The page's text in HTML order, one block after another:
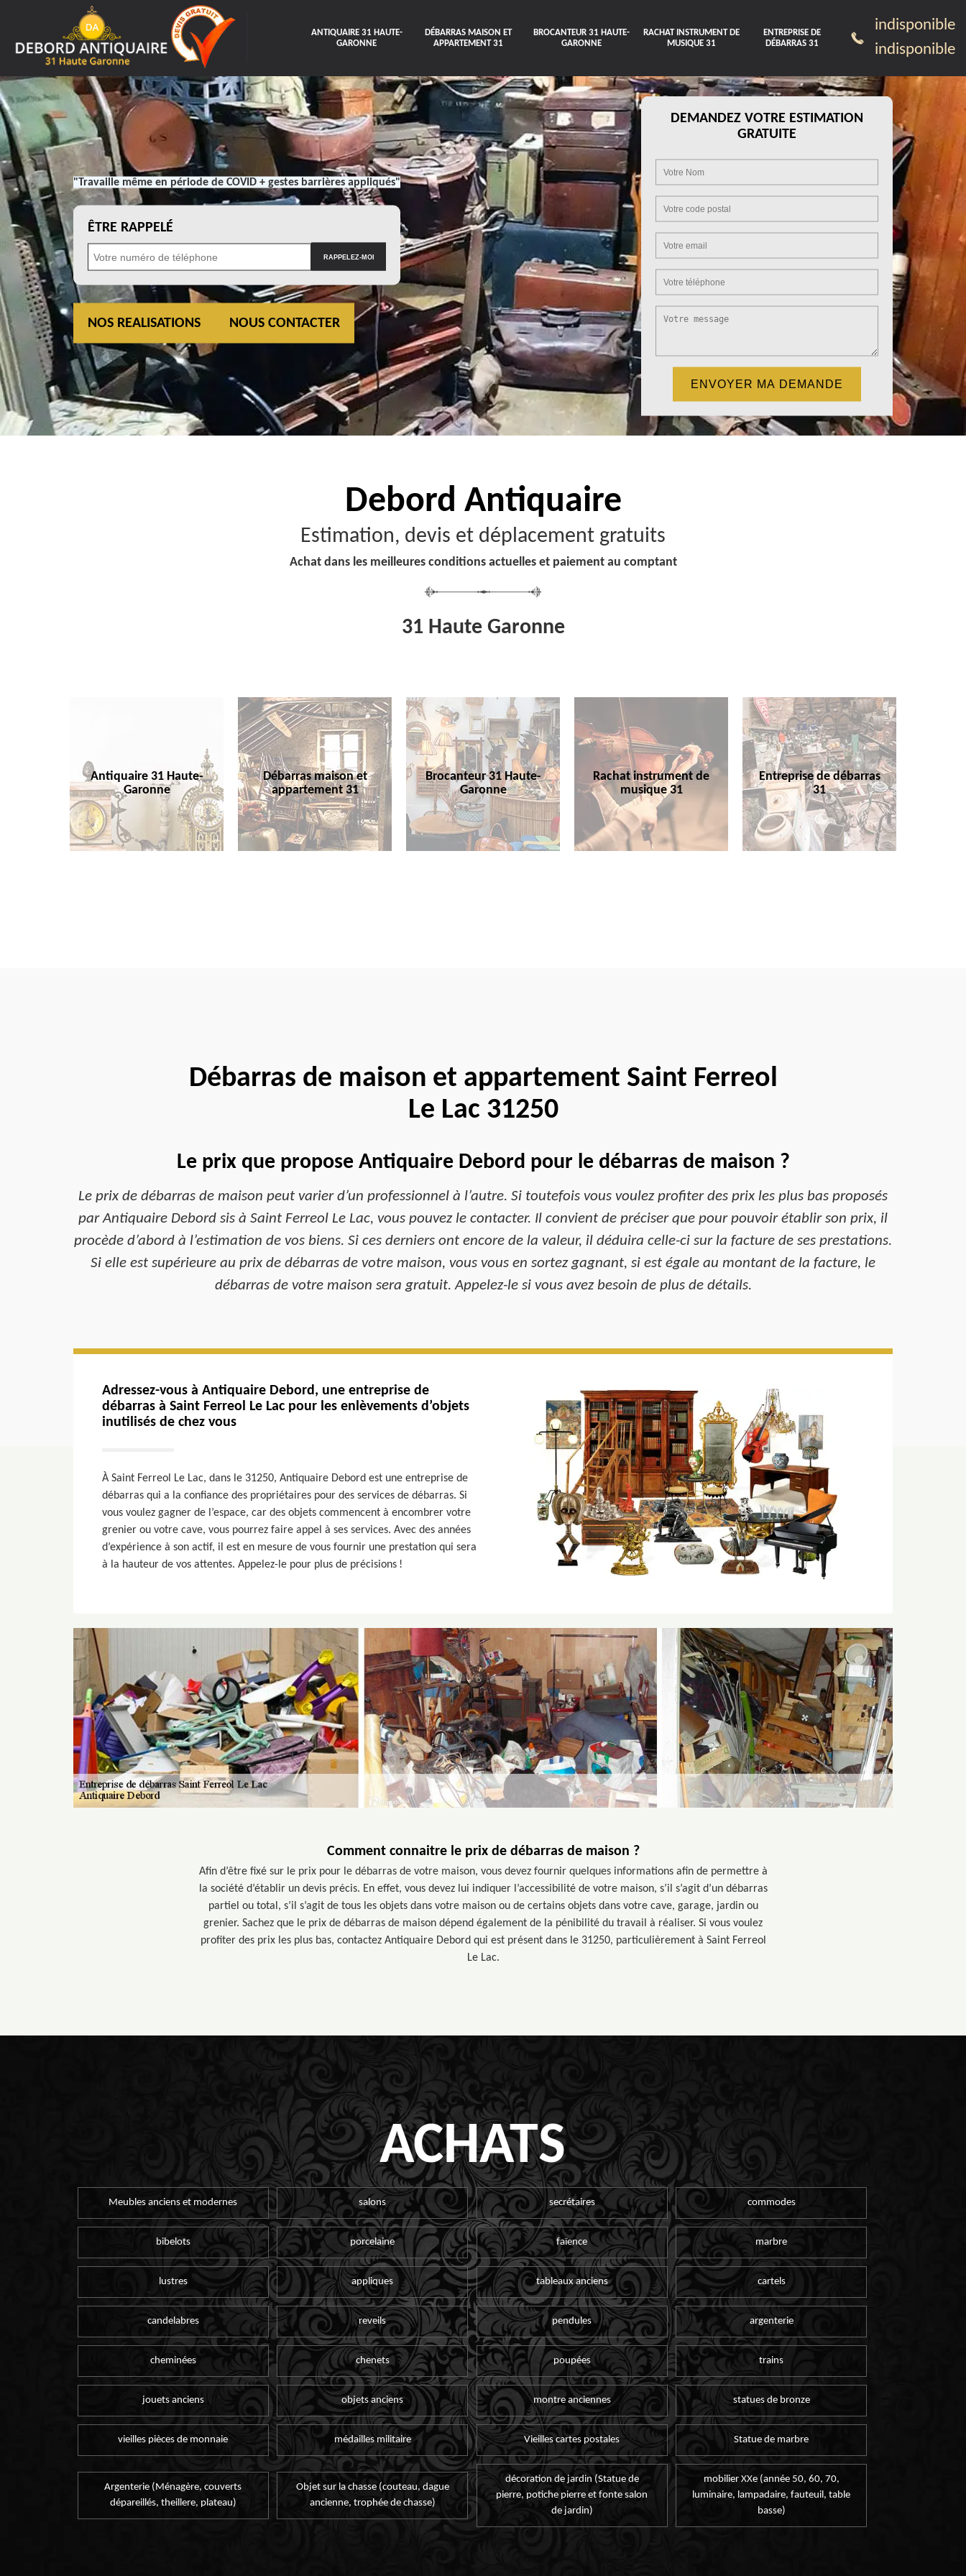
ANTIQUAIRE 31 HAUTE-
GARONNE
DÉBARRAS MAISON ET
APPARTEMENT 31
BROCANTEUR 31 HAUTE-
GARONNE
RACHAT INSTRUMENT DE
MUSIQUE 31
ENTREPRISE DE
DÉBARRAS 31
indisponible
indisponible
"Travaille même en période de COVID + gestes barrières appliqués"
ÊTRE RAPPELÉ
NOS REALISATIONS NOUS CONTACTER
DEMANDEZ VOTRE ESTIMATION
GRATUITE
Debord Antiquaire
Estimation, devis et déplacement gratuits
Achat dans les meilleures conditions actuelles et paiement au comptant
31 Haute Garonne
Antiquaire 31 Haute-
Garonne
Débarras maison et
appartement 31
Brocanteur 31 Haute-
Garonne
Rachat instrument de
musique 31
Entreprise de débarras
31
Débarras de maison et appartement Saint Ferreol
Le Lac 31250
Le prix que propose Antiquaire Debord pour le débarras de maison ?
Le prix de débarras de maison peut varier d’un professionnel à l’autre. Si toutefois vous voulez profiter des prix les plus bas proposés
par Antiquaire Debord sis à Saint Ferreol Le Lac, vous pouvez le contacter. Il convient de préciser que pour pouvoir établir son prix, il
procède d’abord à l’estimation de vos biens. Si ces derniers ont encore de la valeur, il déduira celle-ci sur la facture de ses prestations.
Si elle est supérieure au prix de débarras de votre maison, vous vous en sortez gagnant, si est égale au montant de la facture, le
débarras de votre maison sera gratuit. Appelez-le si vous avez besoin de plus de détails.
Adressez-vous à Antiquaire Debord, une entreprise de
débarras à Saint Ferreol Le Lac pour les enlèvements d’objets
inutilisés de chez vous
À Saint Ferreol Le Lac, dans le 31250, Antiquaire Debord est une entreprise de
débarras qui a la confiance des propriétaires pour des services de débarras. Si
vous voulez gagner de l’espace, car des objets commencent à encombrer votre
grenier ou votre cave, vous pourrez faire appel à ses services. Avec des années
d’expérience à son actif, il est en mesure de vous fournir une prestation qui sera
à la hauteur de vos attentes. Appelez-le pour plus de précisions !
Comment connaitre le prix de débarras de maison ?
Afin d’être fixé sur le prix pour le débarras de votre maison, vous devez fournir quelques informations afin de permettre à
la société d’établir un devis précis. En effet, vous devez lui indiquer l’accessibilité de votre maison, s’il s’agit d’un débarras
partiel ou total, s’il s’agit de tous les objets dans votre maison ou de certains objets dans votre cave, garage, jardin ou
grenier. Sachez que le prix de débarras de maison dépend également de la pénibilité du travail à réaliser. Si vous voulez
profiter des prix les plus bas, contactez Antiquaire Debord qui est présent dans le 31250, particulièrement à Saint Ferreol
Le Lac.
ACHATS
Meubles anciens et modernes salons secrétaires commodes
bibelots porcelaine faïence marbre
lustres appliques tableaux anciens cartels
candelabres reveils pendules argenterie
cheminées chenets poupées trains
jouets anciens objets anciens montre anciennes statues de bronze
vieilles pièces de monnaie médailles militaire Vieilles cartes postales Statue de marbre
Argenterie (Ménagère, couverts
dépareillés, theillere, plateau)
Objet sur la chasse (couteau, dague
ancienne, trophée de chasse)
décoration de jardin (Statue de
pierre, potiche pierre et fonte salon
de jardin)
mobilier XXe (année 50, 60, 70,
luminaire, lampadaire, fauteuil, table
basse)